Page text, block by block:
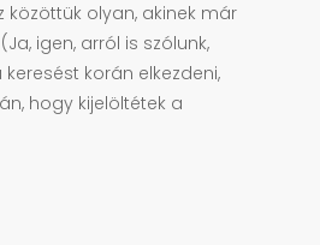
közöttük olyan, akinek már
igen, arról is szólunk,
korán elkezdeni,
hogy kijelöltétek a